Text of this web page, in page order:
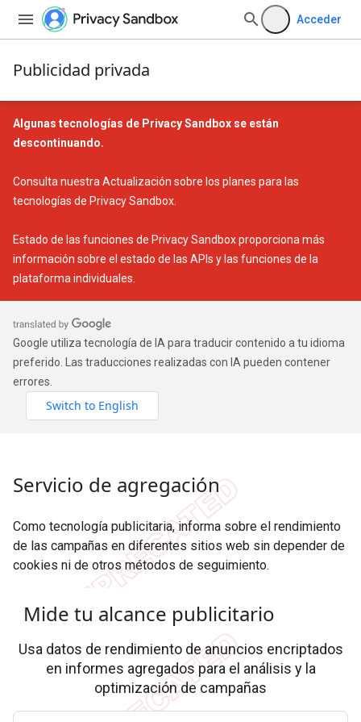
Acceder
Publicidad privada
Algunas tecnologías de Privacy Sandbox se están
descontinuando.
Consulta nuestra Actualización sobre los planes para las
tecnologías de Privacy Sandbox
Estado de las funciones de Privacy Sandboxproporciona más
información sobre el estado de las APIs y las funciones de la
plataforma individuales.
Google utiliza tecnología de IA para traducir contenido a tu idioma
preferido. Las traducciones realizadas con IA pueden contener
errores.
Servicio de agregación
Como tecnología publicitaria, informa sobre el rendimiento
de las campañas en diferentes sitios web sin depender de
cookies ni de otros métodos de seguimiento.
Mide tu alcance publicitario
Usa datos de rendimiento de anuncios encriptados
en informes agregados para el análisis y la
optimización de campañas